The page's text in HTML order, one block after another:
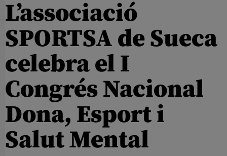
L’associació
SPORTSA de Sueca
celebra el I
Congrés Nacional
Dona, Esport i
Salut Mental